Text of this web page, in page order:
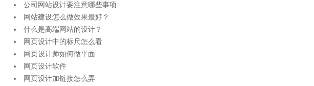
公司网站设计要注意哪些事项
网站建设怎么做效果最好？
什么是高端网站的设计？
网页设计中的标尺怎么看
网页设计师如何做平面
网页设计软件
网页设计加链接怎么弄